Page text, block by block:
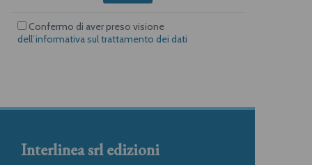
Confermo di aver preso visione
dell’informativa sul trattamento dei dati
Interlinea srl edizioni